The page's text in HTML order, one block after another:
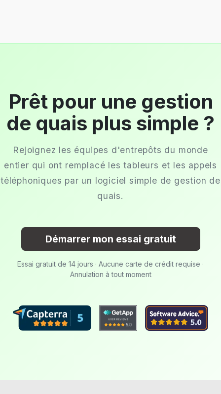
Prêt pour une gestion
de quais plus simple ?
Rejoignez les équipes d'entrepôts du monde
entier qui ont remplacé les tableurs et les appels
téléphoniques par un logiciel simple de gestion de
quais.
Démarrer mon essai gratuit
Essai gratuit de 14 jours · Aucune carte de crédit requise ·
Annulation à tout moment